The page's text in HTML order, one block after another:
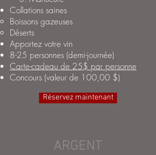
Collations saines
Boissons gazeuses
Déserts
Apportez votre vin
8-25 personnes (demi-journée)
Carte-cadeau de 25$ par personne
Concours (valeur de 100,00 $)
Réservez maintenant
ARGENT